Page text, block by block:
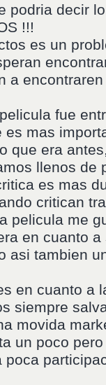
podria decir
!!!
es un
a
fue
es mas
que era
llenos de
es mas
critican
pelicula me
en cuanto
asi tambien
en cuanto a
siempre
movida
un poco
poca